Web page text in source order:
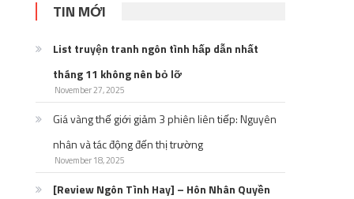
TIN MỚI
List truyện tranh ngôn tình hấp dẫn nhất
tháng 11 không nên bỏ lỡ
November 27, 2025
Giá vàng thế giới giảm 3 phiên liên tiếp: Nguyên
nhân và tác động đến thị trường
November 18, 2025
[Review Ngôn Tình Hay] – Hôn Nhân Quyền